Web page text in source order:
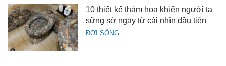
ĐỜI SỐNG
10 thiết kế thảm họa khiến người ta
sững sờ ngay từ cái nhìn đầu tiên